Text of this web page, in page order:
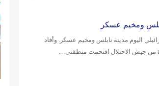
ومخيم عسكر
اليوم مدينة نابلس ومخيم عسكر. وأفاد
من جيش الاحتلال اقتحمت منطقتي…